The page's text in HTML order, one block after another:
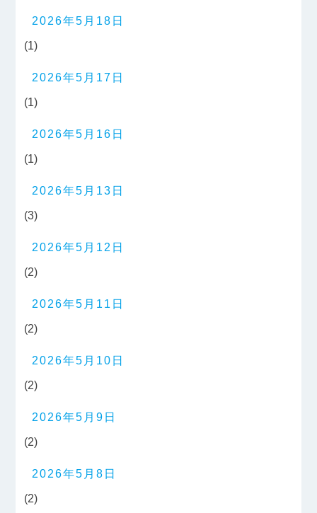
2026年5月18日
(1)
2026年5月17日
(1)
2026年5月16日
(1)
2026年5月13日
(3)
2026年5月12日
(2)
2026年5月11日
(2)
2026年5月10日
(2)
2026年5月9日
(2)
2026年5月8日
(2)